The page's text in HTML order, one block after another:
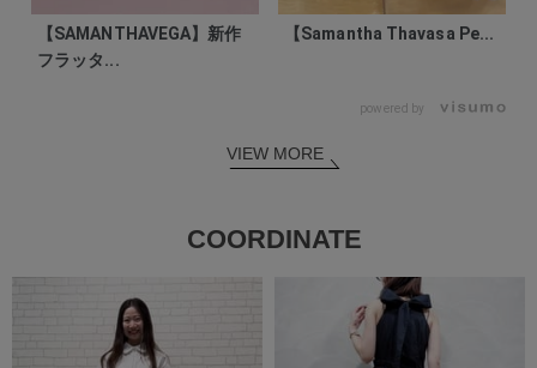
【SAMANTHAVEGA】新作
フラッタ...
【Samantha Thavasa Pe...
powered by
VIEW MORE
COORDINATE